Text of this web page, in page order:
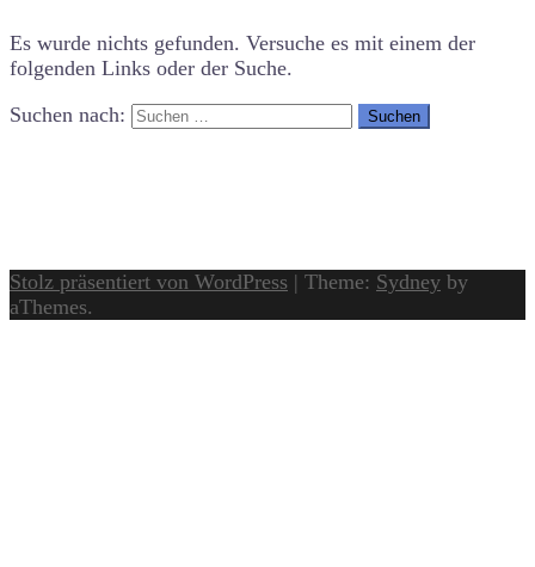
Es wurde nichts gefunden. Versuche es mit einem der
folgenden Links oder der Suche.
Suchen nach:
Stolz präsentiert von WordPress | Theme: Sydney by
aThemes.